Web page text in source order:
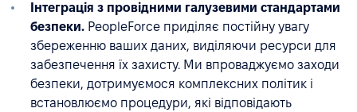
Інтеграція з провідними галузевими стандартами
безпеки. PeopleForce приділяє постійну увагу
збереженню ваших даних, виділяючи ресурси для
забезпечення їх захисту. Ми впроваджуємо заходи
безпеки, дотримуємося комплексних політик і
встановлюємо процедури, які відповідають